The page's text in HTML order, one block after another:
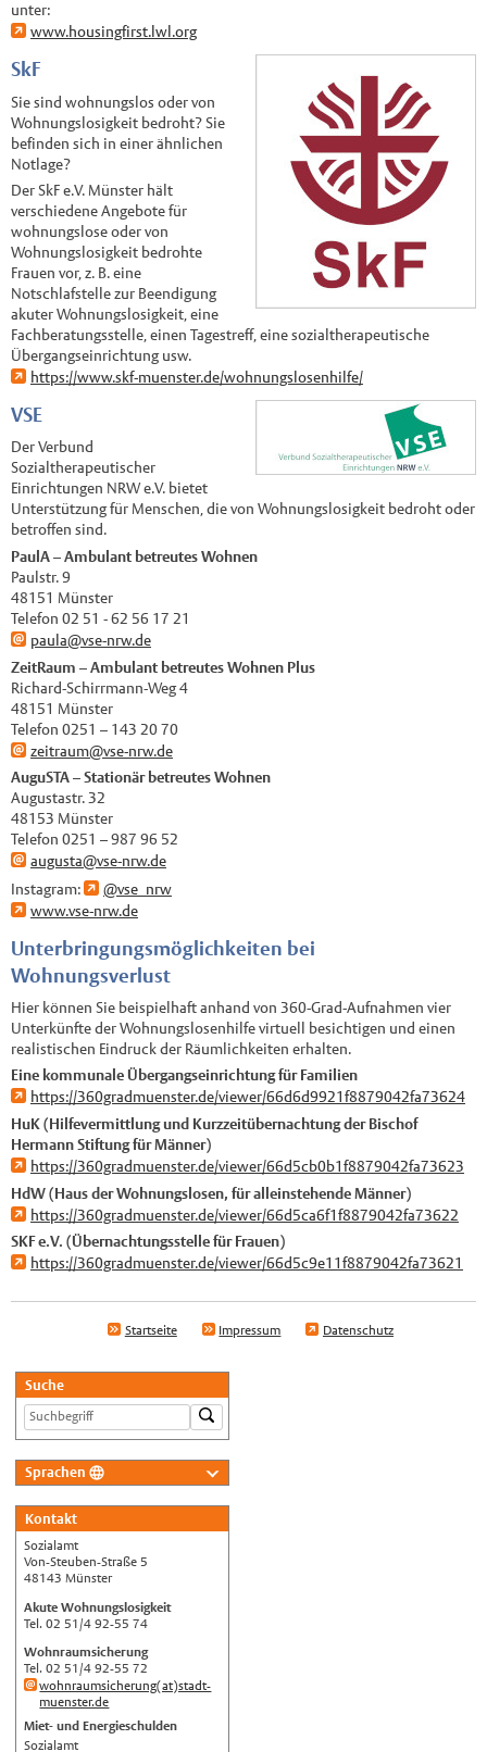
unter:
www.housingfirst.lwl.org
SkF
Sie sind wohnungslos oder von
Wohnungslosigkeit bedroht? Sie
befinden sich in einer ähnlichen
Notlage?
Der SkF e.V. Münster hält
verschiedene Angebote für
wohnungslose oder von
Wohnungslosigkeit bedrohte
Frauen vor, z. B. eine
Notschlafstelle zur Beendigung
akuter Wohnungslosigkeit, eine
Fachberatungsstelle, einen Tagestreff, eine sozialtherapeutische
Übergangseinrichtung usw.
https://www.skf-muenster.de/wohnungslosenhilfe/
VSE
Der Verbund
Sozialtherapeutischer
Einrichtungen NRW e.V. bietet
Unterstützung für Menschen, die von Wohnungslosigkeit bedroht oder
betroffen sind.
PaulA – Ambulant betreutes Wohnen
Paulstr. 9
48151 Münster
Telefon 02 51 - 62 56 17 21
paula@vse-nrw.de
ZeitRaum – Ambulant betreutes Wohnen Plus
Richard-Schirrmann-Weg 4
48151 Münster
Telefon 0251 – 143 20 70
zeitraum@vse-nrw.de
AuguSTA – Stationär betreutes Wohnen
Augustastr. 32
48153 Münster
Telefon 0251 – 987 96 52
augusta@vse-nrw.de
Instagram:
@vse_nrw
www.vse-nrw.de
Unterbringungsmöglichkeiten bei
Wohnungsverlust
Hier können Sie beispielhaft anhand von 360-Grad-Aufnahmen vier
Unterkünfte der Wohnungslosenhilfe virtuell besichtigen und einen
realistischen Eindruck der Räumlichkeiten erhalten.
Eine kommunale Übergangseinrichtung für Familien
https://360gradmuenster.de/viewer/66d6d9921f8879042fa73624
HuK (Hilfevermittlung und Kurzzeitübernachtung der Bischof
Hermann Stiftung für Männer)
https://360gradmuenster.de/viewer/66d5cb0b1f8879042fa73623
HdW (Haus der Wohnungslosen, für alleinstehende Männer)
https://360gradmuenster.de/viewer/66d5ca6f1f8879042fa73622
SKF e.V. (Übernachtungsstelle für Frauen)
https://360gradmuenster.de/viewer/66d5c9e11f8879042fa73621
Startseite Impressum Datenschutz
Suche
Sprachen
Nederlands
English
Türkçe
اللغة العربية
Français
Español
Kontakt
Sozialamt
Von-Steuben-Straße 5
48143 Münster
Akute Wohnungslosigkeit
Tel. 02 51/4 92-55 74
Wohnraumsicherung
Tel. 02 51/4 92-55 72
wohnraumsicherung(at)stadt-
muenster.de
Miet- und Energieschulden
Sozialamt